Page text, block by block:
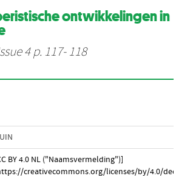
ontwikkelingen in
4 p. 117- 118
BY 4.0 NL ("Naamsvermelding")]
creativecommons.org/licenses/by/4.0/